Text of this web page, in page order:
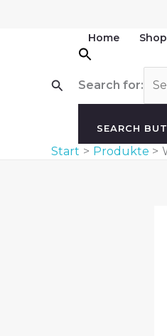
Suchen
Home Shop
Search for:
SEARCH
Start Produkte